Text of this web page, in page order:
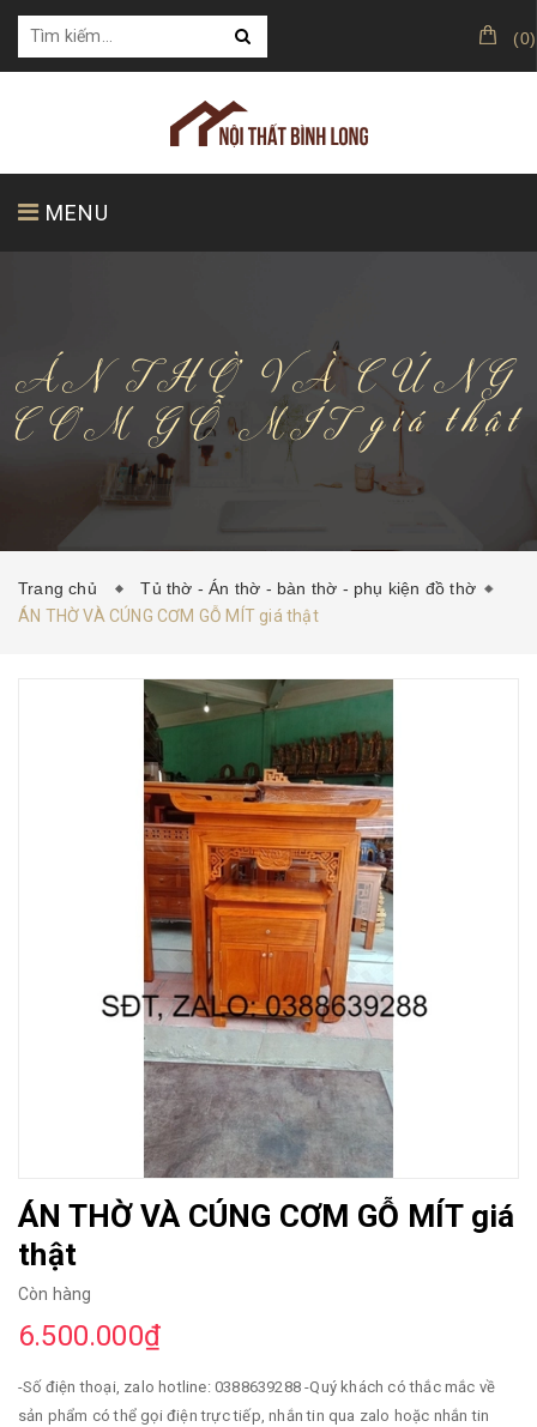
(0)
MENU
KHÁCH HÀNG CỦA CHÚNG TÔI
HƯỚNG DẪN MUA HÀNG
ÁN THỜ VÀ CÚNG
CƠM GỖ MÍT giá thật
Trang chủ
Tủ thờ - Án thờ - bàn thờ - phụ kiện đồ thờ
ÁN THỜ VÀ CÚNG CƠM GỖ MÍT giá thật
ÁN THỜ VÀ CÚNG CƠM GỖ MÍT giá
thật
Còn hàng
6.500.000₫
-Số điện thoại, zalo hotline: 0388639288 -Quý khách có thắc mắc về
sản phẩm có thể gọi điện trực tiếp, nhắn tin qua zalo hoặc nhắn tin